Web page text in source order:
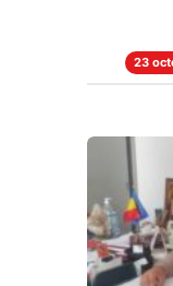
23